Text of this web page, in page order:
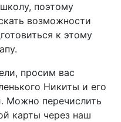
поэтому
возможности
к этому
просим вас
Никиты и его
Можно перечислить
карты через наш